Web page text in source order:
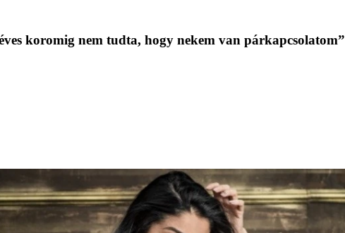
koromig nem tudta, hogy nekem van párkapcsolatom”